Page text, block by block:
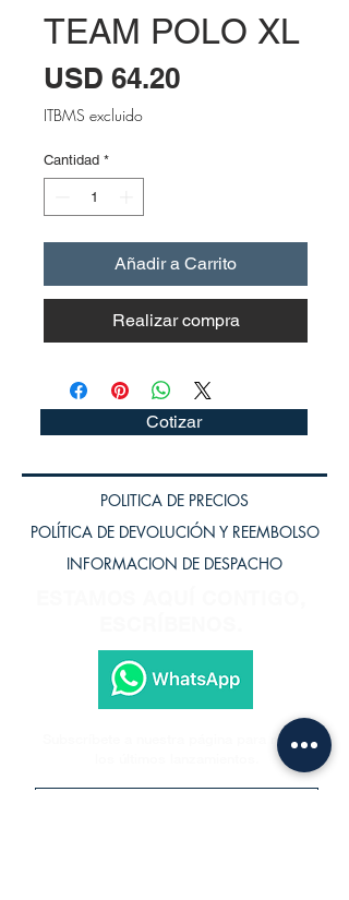
TEAM POLO XL
USD 64.20Precio
ITBMS excluido
Cantidad *
Añadir a Carrito
Realizar compra
Cotizar
POLITICA DE PRECIOS
POLÍTICA DE DEVOLUCIÓN Y REEMBOLSO
INFORMACION DE DESPACHO
Subscríbete a nuestra página para recibir